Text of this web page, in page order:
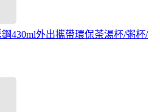
430ml外出攜帶環保茶湯杯/粥杯/